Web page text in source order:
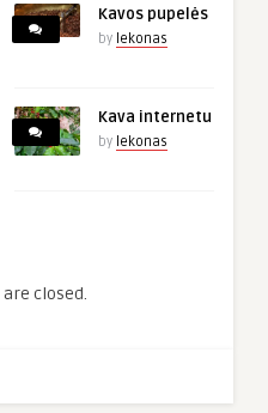
Kavos pupelės
by lekonas
Kava internetu
by lekonas
closed.